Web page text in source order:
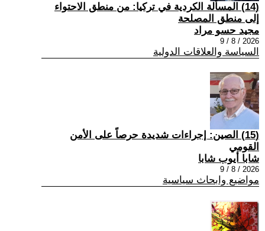
(14) المسألة الكردية في تركيا: من منطق الاحتواء
إلى منطق المصلحة
مجيد حسو مراد
2026 / 8 / 9
السياسة والعلاقات الدولية
(15) الصين: إجراءات شديدة حرصاً على الأمن
القومي
شابا أيوب شابا
2026 / 8 / 9
مواضيع وابحاث سياسية